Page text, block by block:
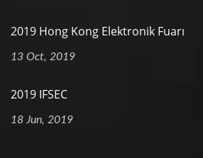
2019 Hong Kong Elektronik Fuarı
13 Oct, 2019
2019 IFSEC
18 Jun, 2019